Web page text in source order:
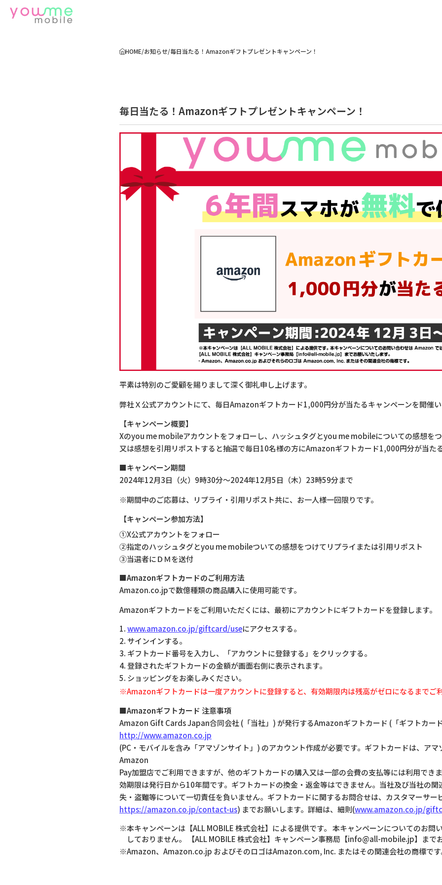
HOME/お知らせ/毎日当たる！Amazonギフトプレゼントキャンペーン！
毎日当たる！Amazonギフトプレゼントキャンペーン！
平素は特別のご愛顧を賜りまして深く御礼申し上げます。
弊社Ｘ公式アカウントにて、毎日Amazonギフトカード1,000円分が当たるキャンペーンを開催い
【キャンペーン概要】
Xのyou me mobileアカウントをフォローし、ハッシュタグとyou me mobileについての感想をつ
又は感想を引用リポストすると抽選で毎日10名様の方にAmazonギフトカード1,000円分が当た
■キャンペーン期間
2024年12月3日（火）9時30分～2024年12月5日（木）23時59分まで
※期間中のご応募は、リプライ・引用リポスト共に、お一人様一回限りです。
【キャンペーン参加方法】
①X公式アカウントをフォロー
②指定のハッシュタグとyou me mobileついての感想をつけてリプライまたは引用リポスト
③当選者にＤＭを送付
■Amazonギフトカードのご利用方法
Amazon.co.jpで数億種類の商品購入に使用可能です。
Amazonギフトカードをご利用いただくには、最初にアカウントにギフトカードを登録します。
1.www.amazon.co.jp/giftcard/useにアクセスする。
2. サインインする。
3. ギフトカード番号を入力し、「アカウントに登録する」をクリックする。
4. 登録されたギフトカードの金額が画面右側に表示されます。
5. ショッピングをお楽しみください。
※Amazonギフトカードは一度アカウントに登録すると、有効期限内は残高がゼロになるまでご
■Amazonギフトカード 注意事項
Amazon Gift Cards Japan合同会社 (「当社」) が発行するAmazonギフトカード (「ギフトカード
http://www.amazon.co.jp
(PC・モバイルを含み「アマゾンサイト」) のアカウント作成が必要です。ギフトカードは、ア
Amazon
Pay加盟店でご利用できますが、他のギフトカードの購入又は一部の会費の支払等には利用でき
効期限は発行日から10年間です。ギフトカードの換金・返金等はできません。当社及び当社の
失・盗難等について一切責任を負いません。ギフトカードに関するお問合せは、カスタマーサ
https://amazon.co.jp/contact-us) までお願いします。詳細は、細則(www.amazon.co.jp/
※本キャンペーンは【ALL MOBILE 株式会社】による提供です。 本キャンペーンについてのお問
しておりません。 【ALL MOBILE 株式会社】キャンペーン事務局【info@all-mobile.jp】まで
※Amazon、Amazon.co.jp およびそのロゴはAmazon.com, Inc. またはその関連会社の商標です